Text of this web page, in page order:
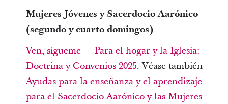
Mujeres Jóvenes y Sacerdocio Aarónico
(segundo y cuarto domingos)
Ven, sígueme — Para el hogar y la Iglesia:
Doctrina y Convenios 2025. Véase también
Ayudas para la enseñanza y el aprendizaje
para el Sacerdocio Aarónico y las Mujeres